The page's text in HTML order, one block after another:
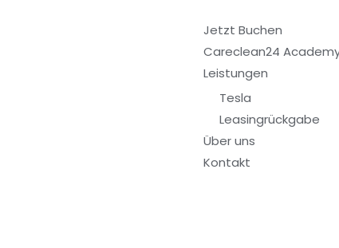
Jetzt Buchen
Careclean24
Leistungen
Tesla
Leasingrückgabe
Über uns
Kontakt